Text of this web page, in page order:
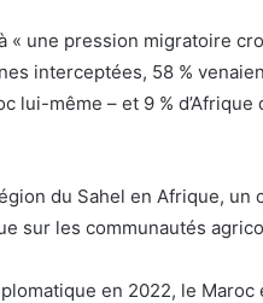
« une pression migratoire
interceptées, 58 %
lui-même – et 9 % d’Afrique
du Sahel en Afrique, un
sur les communautés
en 2022, le Maroc